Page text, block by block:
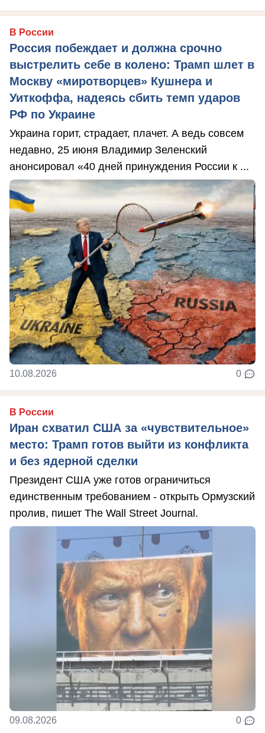
В России
Россия побеждает и должна срочно
выстрелить себе в колено: Трамп шлет в
Москву «миротворцев» Кушнера и
Уиткоффа, надеясь сбить темп ударов
РФ по Украине
Украина горит, страдает, плачет. А ведь совсем
недавно, 25 июня Владимир Зеленский
анонсировал «40 дней принуждения России к ...
10.08.2026 0
В России
Иран схватил США за «чувствительное»
место: Трамп готов выйти из конфликта
и без ядерной сделки
Президент США уже готов ограничиться
единственным требованием - открыть Ормузский
пролив, пишет The Wall Street Journal.
09.08.2026 0